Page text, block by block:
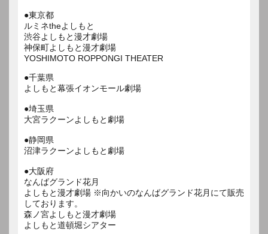
●東京都
ルミネtheよしもと
渋谷よしもと漫才劇場
神保町よしもと漫才劇場
YOSHIMOTO ROPPONGI THEATER
●千葉県
よしもと幕張イオンモール劇場
●埼玉県
大宮ラクーンよしもと劇場
●静岡県
沼津ラクーンよしもと劇場
●大阪府
なんばグランド花月
よしもと漫才劇場 ※向かいのなんばグランド花月にて販売
しております。
森ノ宮よしもと漫才劇場
よしもと道頓堀シアター